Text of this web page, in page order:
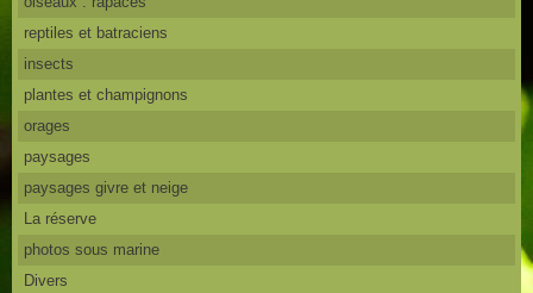
reptiles et batraciens
insects
plantes et champignons
orages
paysages
paysages givre et neige
La réserve
photos sous marine
Divers